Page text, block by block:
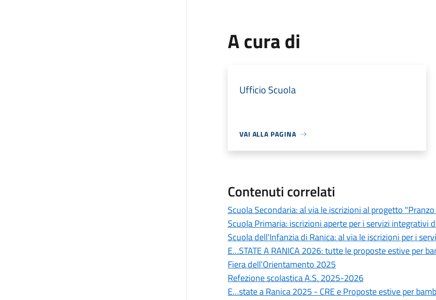
A cura di
Ufficio Scuola
VAI ALLA PAGINA
Contenuti correlati
Scuola Secondaria: al via le iscrizioni al progetto
Scuola Primaria: iscrizioni aperte per i servizi
Scuola dell'Infanzia di Ranica: al via le iscrizioni per i
E…STATE A RANICA 2026: tutte le proposte estive per
Fiera dell'Orientamento 2025
Refezione scolastica A.S. 2025-2026
E…state a Ranica 2025 - CRE e Proposte estive per